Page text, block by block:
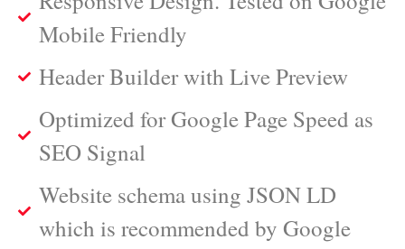
Mobile Friendly
Header Builder with Live Preview
Optimized for Google Page Speed as
SEO Signal
Website schema using JSON LD
which is recommended by Google